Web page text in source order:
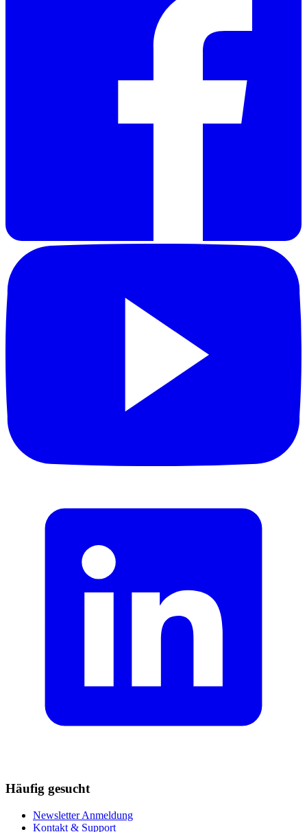
Häufig gesucht
Newsletter Anmeldung
Kontakt & Support